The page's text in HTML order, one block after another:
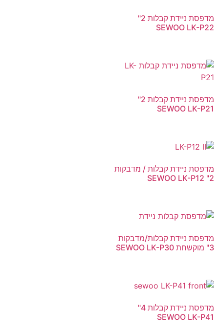
מדפסת ניידת קבלות 2"
SEWOO LK-P22
מדפסת ניידת קבלות 2"
SEWOO LK-P21
מדפסת ניידת קבלות / מדבקות
2" SEWOO LK-P12
מדפסת ניידת קבלות/מדבקות
3" מוקשחת SEWOO LK-P30
מדפסת ניידת קבלות 4"
SEWOO LK-P41